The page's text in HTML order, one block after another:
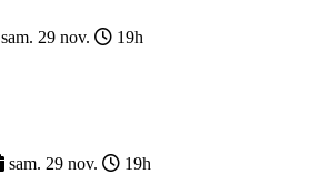
sam. 29 nov. 19h
sam. 29 nov. 19h